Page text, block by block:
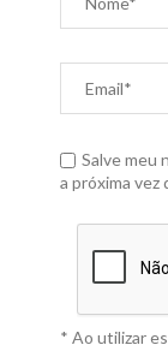
Salve meu
a próxima vez
* Ao utilizar